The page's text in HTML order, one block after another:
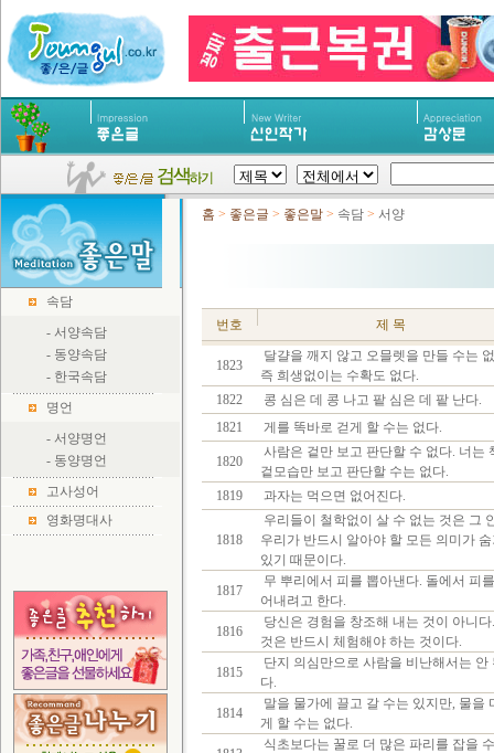
속담
- 서양속담
- 동양속담
- 한국속담
명언
- 서양명언
- 동양명언
고사성어
영화명대사
홈 > 좋은글 > 좋은말 > 속담 > 서양
번호 제 목
1823
달걀을 깨지 않고 오믈렛을 만들 수는
즉 희생없이는 수확도 없다.
1822
콩 심은 데 콩 나고 팥 심은 데 팥 난다.
1821
게를 똑바로 걷게 할 수는 없다.
1820
사람은 겉만 보고 판단할 수 없다. 너는
겉모습만 보고 판단할 수는 없다.
1819
과자는 먹으면 없어진다.
1818
우리들이 철학없이 살 수 없는 것은 그
우리가 반드시 알아야 할 모든 의미가
있기 때문이다.
1817
무 뿌리에서 피를 뽑아낸다. 돌에서 피
어내려고 한다.
1816
당신은 경험을 창조해 내는 것이 아니다
것은 반드시 체험해야 하는 것이다.
1815
단지 의심만으로 사람을 비난해서는 안
다.
1814
말을 물가에 끌고 갈 수는 있지만, 물을
게 할 수는 없다.
식초보다는 꿀로 더 많은 파리를 잡을